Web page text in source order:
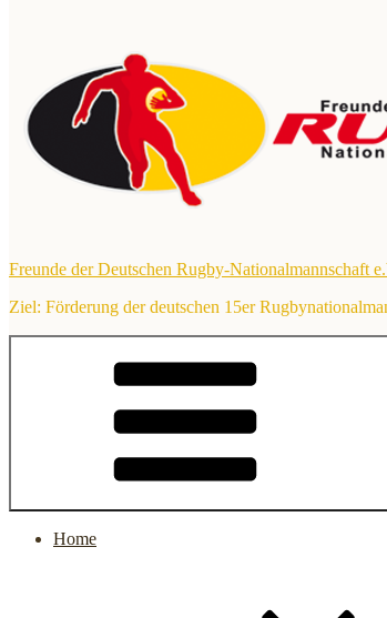
Freunde der Deutschen Rugby-Nationalmannschaft
Ziel: Förderung der deutschen 15er
Home